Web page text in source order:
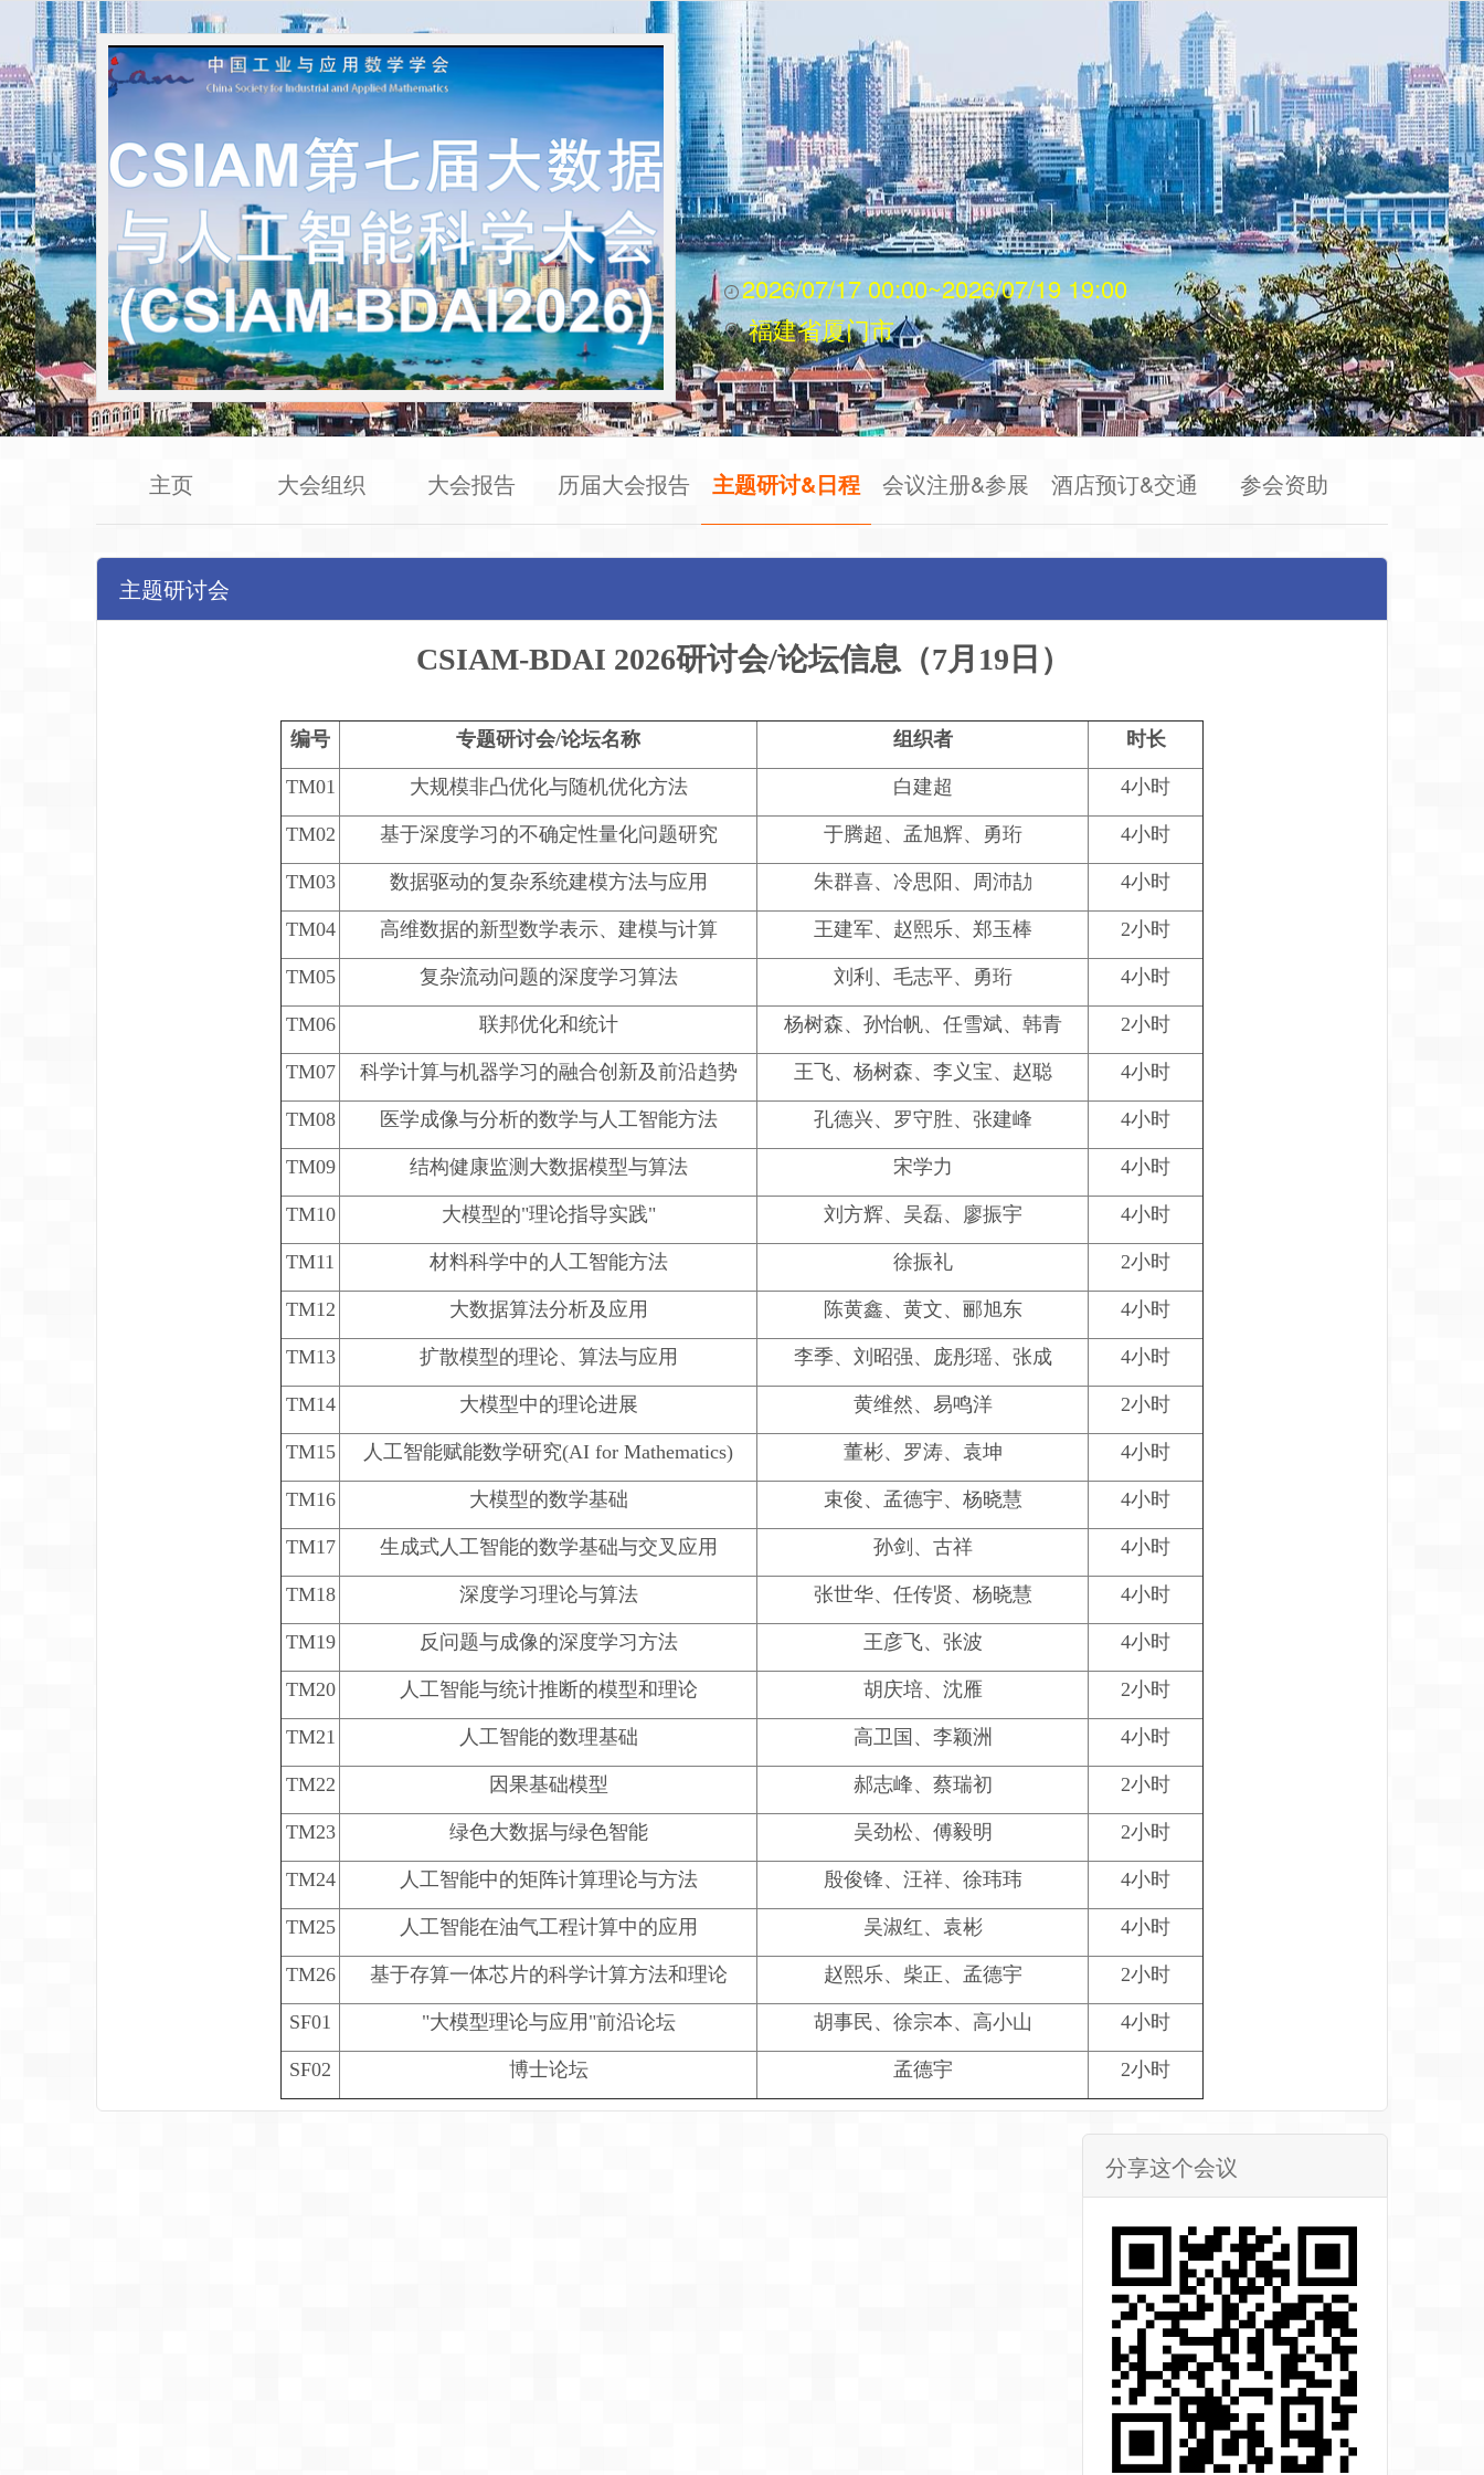
2026/07/17 00:00~2026/07/19 19:00
福建省厦门市
主页 大会组织 大会报告 历届大会报告 主题研讨&日程 会议注册&参展 酒店预订&交通 参会资助
主题研讨会
CSIAM-BDAI 2026研讨会/论坛信息 （7月19日 ）
编号 专题研讨会/论坛名称 组织者 时长
TM01 大规模非凸优化与随机优化方法 白建超 4小时
TM02 基于深度学习的不确定性量化问题研究 于腾超、孟旭辉、勇珩 4小时
TM03 数据驱动的复杂系统建模方法与应用 朱群喜、冷思阳、周沛劼 4小时
TM04 高维数据的新型数学表示、建模与计算 王建军、赵熙乐、郑玉棒 2小时
TM05 复杂流动问题的深度学习算法 刘利、毛志平、勇珩 4小时
TM06 联邦优化和统计 杨树森、孙怡帆、任雪斌、韩青 2小时
TM07 科学计算与机器学习的融合创新及前沿趋势 王飞、杨树森、李义宝、赵聪 4小时
TM08 医学成像与分析的数学与人工智能方法 孔德兴、罗守胜、张建峰 4小时
TM09 结构健康监测大数据模型与算法 宋学力 4小时
TM10 大模型的"理论指导实践" 刘方辉、吴磊、廖振宇 4小时
TM11 材料科学中的人工智能方法 徐振礼 2小时
TM12 大数据算法分析及应用 陈黄鑫、黄文、郦旭东 4小时
TM13 扩散模型的理论、算法与应用 李季、刘昭强、庞彤瑶、张成 4小时
TM14 大模型中的理论进展 黄维然、易鸣洋 2小时
TM15 人工智能赋能数学研究(AI for Mathematics) 董彬、罗涛、袁坤 4小时
TM16 大模型的数学基础 束俊、孟德宇、杨晓慧 4小时
TM17 生成式人工智能的数学基础与交叉应用 孙剑、古祥 4小时
TM18 深度学习理论与算法 张世华、任传贤、杨晓慧 4小时
TM19 反问题与成像的深度学习方法 王彦飞、张波 4小时
TM20 人工智能与统计推断的模型和理论 胡庆培、沈雁 2小时
TM21 人工智能的数理基础 高卫国、李颖洲 4小时
TM22 因果基础模型 郝志峰、蔡瑞初 2小时
TM23 绿色大数据与绿色智能 吴劲松、傅毅明 2小时
TM24 人工智能中的矩阵计算理论与方法 殷俊锋、汪祥、徐玮玮 4小时
TM25 人工智能在油气工程计算中的应用 吴淑红、袁彬 4小时
TM26 基于存算一体芯片的科学计算方法和理论 赵熙乐、柴正、孟德宇 2小时
SF01 "大模型理论与应用"前沿论坛 胡事民、徐宗本、高小山 4小时
SF02 博士论坛 孟德宇 2小时
分享这个会议